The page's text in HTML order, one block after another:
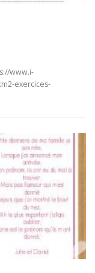
www.i-
exercices-